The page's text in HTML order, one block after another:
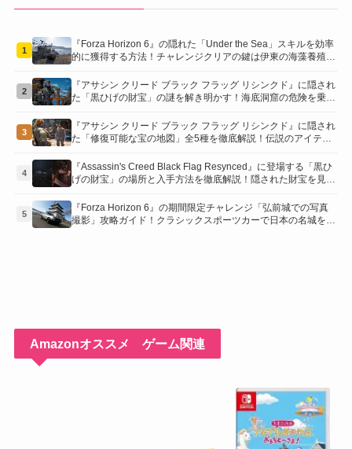
1
『Forza Horizon 6』の隠れた「Under the Sea」スキルを効率
的に獲得する方法！チャレンジクリアの鍵は伊東の海藻養殖場
2
『アサシン クリード ブラック フラッグ リシンクド』に隠され
た「黒ひげの財宝」の謎を解き明かす！海底洞窟の危険を乗り
3
『アサシン クリード ブラック フラッグ リシンクド』に隠され
た「修復可能な宝の地図」全5種を徹底解説！伝説のアイテム
コツを紹介！
4
『Assassin's Creed Black Flag Resynced』に登場する「黒ひ
げの財宝」の場所と入手方法を徹底解説！隠された財宝を見つ
5
『Forza Horizon 6』の期間限定チャレンジ「弘前城での写真
撮影」攻略ガイド！クラシックスポーツカーで日本の名城を駆
Amazonオススメ ゲーム関連